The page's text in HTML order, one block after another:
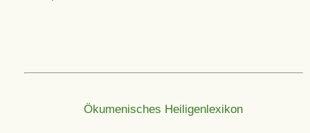
Ökumenisches Heiligenlexikon